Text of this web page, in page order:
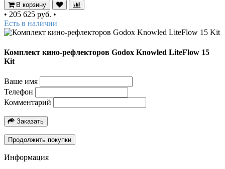
В корзину
• 205 625 руб. •
Есть в наличии
Комплект кино-рефлекторов Godox Knowled LiteFlow 15
Kit
Ваше имя
Телефон
Комментарий
Заказать
Продолжить покупки
Информация